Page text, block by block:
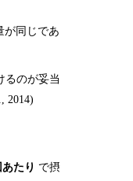
が同じであ
るのが妥当
2014)
あたり で摂